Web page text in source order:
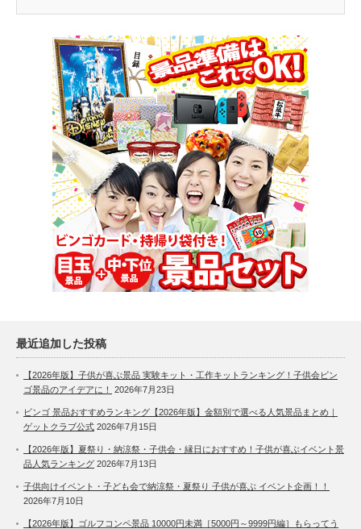
最近追加した投稿
【2026年版】子供が喜ぶ景品 実験キット・工作キットランキング！子供会ビン
ゴ景品のアイデアに！
2026年7月23日
ビンゴ 景品おすすめランキング【2026年版】金額別で選べる人気景品まとめ｜
ゲットクラブ公式 2026年7月15日
【2026年版】夏祭り・納涼祭・子供会・縁日におすすめ！子供が喜ぶイベント景
品人気ランキング 2026年7月13日
子供向けイベント・子ども会で納涼祭・夏祭り 子供が喜ぶ イベント企画！！
2026年7月10日
【2026年版】ゴルフコンペ景品 10000円未満［5000円～9999円編］もらってう